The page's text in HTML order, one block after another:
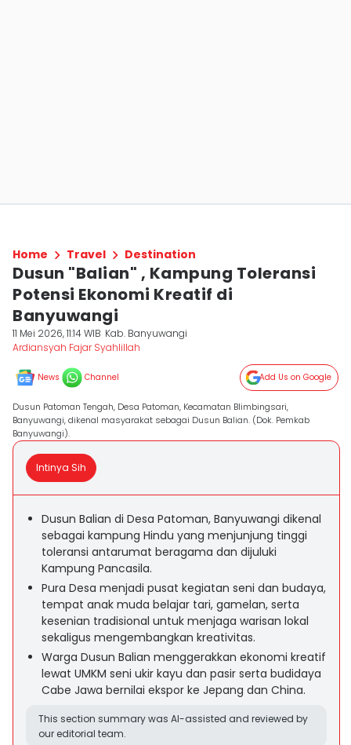
Home Travel Destination
Dusun "Balian" , Kampung Toleransi
Potensi Ekonomi Kreatif di
Banyuwangi
11 Mei 2026, 11:14 WIB Kab. Banyuwangi
Ardiansyah Fajar Syahlillah
News Channel Add Us on Google
Dusun Patoman Tengah, Desa Patoman, Kecamatan Blimbingsari,
Banyuwangi, dikenal masyarakat sebagai Dusun Balian. (Dok. Pemkab
Banyuwangi).
Intinya Sih
Dusun Balian di Desa Patoman, Banyuwangi dikenal
sebagai kampung Hindu yang menjunjung tinggi
toleransi antarumat beragama dan dijuluki
Kampung Pancasila.
Pura Desa menjadi pusat kegiatan seni dan budaya,
tempat anak muda belajar tari, gamelan, serta
kesenian tradisional untuk menjaga warisan lokal
sekaligus mengembangkan kreativitas.
Warga Dusun Balian menggerakkan ekonomi kreatif
lewat UMKM seni ukir kayu dan pasir serta budidaya
Cabe Jawa bernilai ekspor ke Jepang dan China.
This section summary was AI-assisted and reviewed by
our editorial team.